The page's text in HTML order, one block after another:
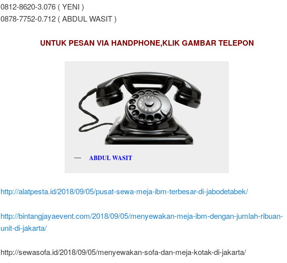
0812-8620-3.076 ( YENI )
0878-7752-0.712 ( ABDUL WASIT )
UNTUK PESAN VIA HANDPHONE,KLIK GAMBAR TELEPON
ABDUL WASIT
http://alatpesta.id/2018/09/05/pusat-sewa-meja-ibm-terbesar-di-jabodetabek/
http://bintangjayaevent.com/2018/09/05/menyewakan-meja-ibm-dengan-jumlah-ribuan-
unit-di-jakarta/
http://sewasofa.id/2018/09/05/menyewakan-sofa-dan-meja-kotak-di-jakarta/